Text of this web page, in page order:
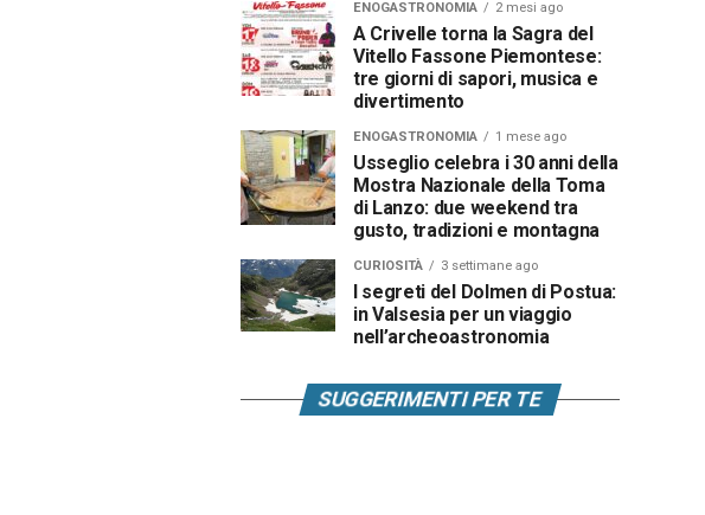
ENOGASTRONOMIA 2 mesi ago
A Crivelle torna la Sagra del
Vitello Fassone Piemontese:
tre giorni di sapori, musica e
divertimento
ENOGASTRONOMIA 1 mese ago
Usseglio celebra i 30 anni della
Mostra Nazionale della Toma
di Lanzo: due weekend tra
gusto, tradizioni e montagna
CURIOSITÀ 3 settimane ago
I segreti del Dolmen di Postua:
in Valsesia per un viaggio
nell’archeoastronomia
SUGGERIMENTI PER TE